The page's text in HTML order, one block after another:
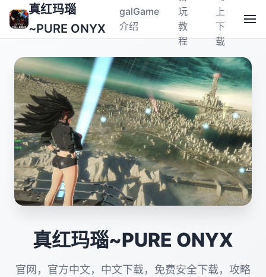
真红玛瑙
~PURE ONYX
galGame
介绍
玩
教
程
上
下
载
真红玛瑙~PURE ONYX
官网，官方中文，中文下载，免费安全下载，攻略